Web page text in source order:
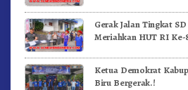
Gerak Jalan Tingkat
Meriahkan HUT RI Ke-
Ketua Demokrat
Biru Bergerak.!